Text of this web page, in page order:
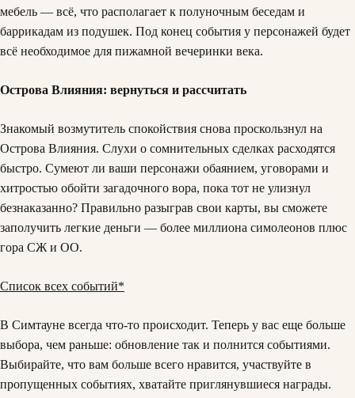
мебель — всё, что располагает к полуночным беседам и
баррикадам из подушек. Под конец события у персонажей будет
всё необходимое для пижамной вечеринки века.
Острова Влияния: вернуться и рассчитать
Знакомый возмутитель спокойствия снова проскользнул на
Острова Влияния. Слухи о сомнительных сделках расходятся
быстро. Сумеют ли ваши персонажи обаянием, уговорами и
хитростью обойти загадочного вора, пока тот не улизнул
безнаказанно? Правильно разыграв свои карты, вы сможете
заполучить легкие деньги — более миллиона симолеонов плюс
гора СЖ и ОО.
Список всех событий*
В Симтауне всегда что-то происходит. Теперь у вас еще больше
выбора, чем раньше: обновление так и полнится событиями.
Выбирайте, что вам больше всего нравится, участвуйте в
пропущенных событиях, хватайте приглянувшиеся награды.